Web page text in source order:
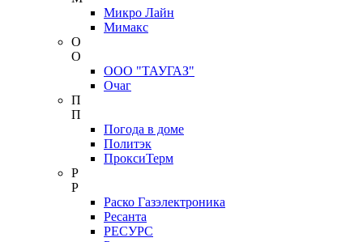
Микро Лайн
Мимакс
О
О
ООО "ТАУГАЗ"
Очаг
П
П
Погода в доме
Политэк
ПроксиТерм
Р
Р
Раско Газэлектроника
Ресанта
РЕСУРС